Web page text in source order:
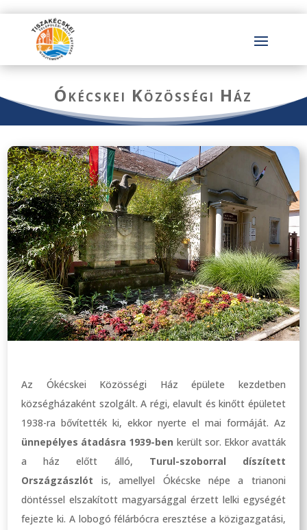
Ókécskei Közösségi Ház
Az Ókécskei Közösségi Ház épülete kezdetben
községházaként szolgált. A régi, elavult és kinőtt épületet
1938-ra bővítették ki, ekkor nyerte el mai formáját. Az
ünnepélyes átadásra 1939-ben került sor. Ekkor avatták
a ház előtt álló, Turul-szoborral díszített
Országzászlót is, amellyel Ókécske népe a trianoni
döntéssel elszakított magyarsággal érzett lelki egységét
fejezte ki. A lobogó félárbócra eresztése a közigazgatási,